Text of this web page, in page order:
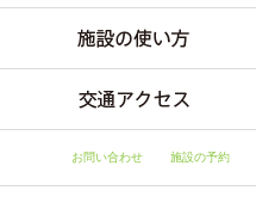
お問い合わせ 施設の予約